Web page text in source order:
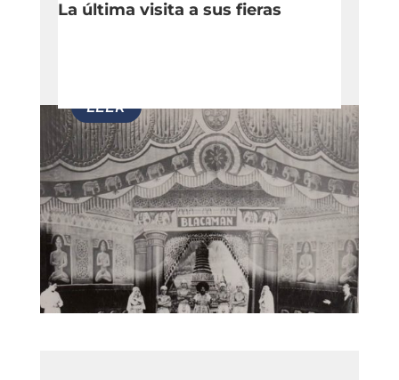
La última visita a sus fieras